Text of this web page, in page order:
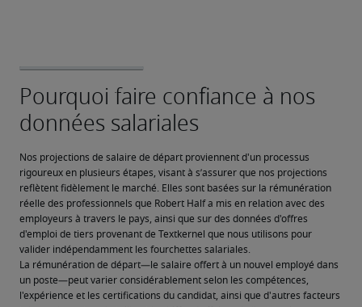
Nos projections de salaire de départ proviennent d'un processus
rigoureux en plusieurs étapes, visant à s’assurer que nos projections
reflètent fidèlement le marché. Elles sont basées sur la rémunération
réelle des professionnels que Robert Half a mis en relation avec des
employeurs à travers le pays, ainsi que sur des données d'offres
d'emploi de tiers provenant de Textkernel que nous utilisons pour
valider indépendamment les fourchettes salariales.
La rémunération de départ—le salaire offert à un nouvel employé dans
un poste—peut varier considérablement selon les compétences,
l'expérience et les certifications du candidat, ainsi que d'autres facteurs